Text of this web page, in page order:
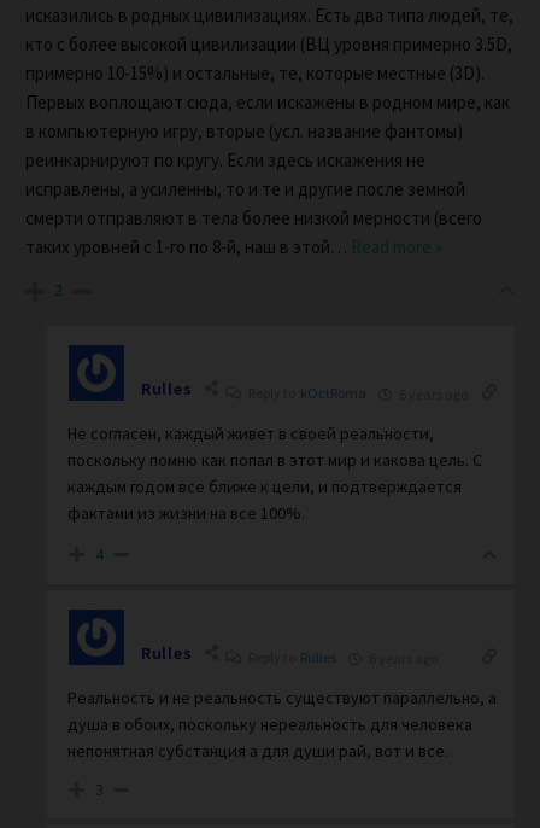
исказились в родных цивилизациях. Есть два типа людей, те,
кто с более высокой цивилизации (ВЦ уровня примерно 3.5D,
примерно 10-15%) и остальные, те, которые местные (3D).
Первых воплощают сюда, если искажены в родном мире, как
в компьютерную игру, вторые (усл. название фантомы)
реинкарнируют по кругу. Если здесь искажения не
исправлены, а усиленны, то и те и другие после земной
смерти отправляют в тела более низкой мерности (всего
таких уровней с 1-го по 8-й, наш в этой… Read more »
2
Rulles kOctRoma
Не согласен, каждый живет в своей реальности,
поскольку помню как попал в этот мир и какова цель. С
каждым годом все ближе к цели, и подтверждается
фактами из жизни на все 100%.
4
Rulles Rulles
Реальность и не реальность существуют параллельно, а
душа в обоих, поскольку нереальность для человека
непонятная субстанция а для души рай, вот и все.
3